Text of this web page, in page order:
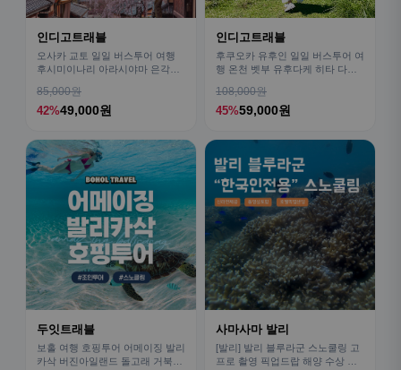
인디고트래블
오사카 교토 일일 버스투어 여행
후시미이나리 아라시야마 은각사
85,000원
42%49,000원
인디고트래블
후쿠오카 유후인 일일 버스투어 여
행 온천 벳부 유후다케 히타 다자
108,000원
45%59,000원
두잇트래블
보홀 여행 호핑투어 어메이징 발리
카삭 버진아일랜드 돌고래 거북이
사마사마 발리
[발리] 발리 블루라군 스노쿨링 고
프로 촬영 픽업드랍 해양 수상 액